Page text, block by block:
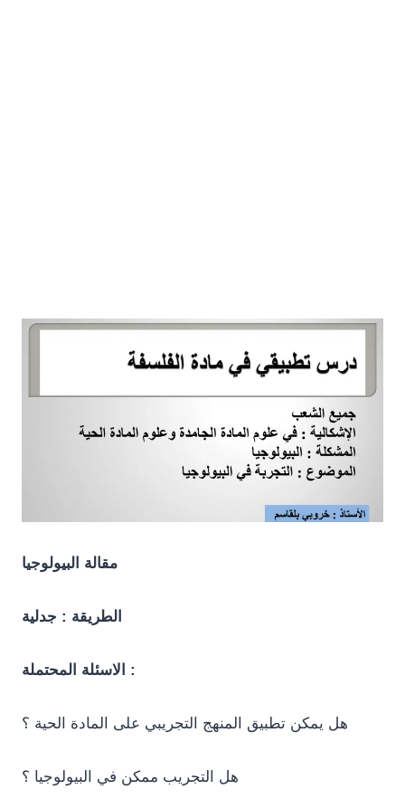
مقالة البيولوجيا
الطريقة : جدلية
الاسئلة المحتملة :
هل يمكن تطبيق المنهج التجريبي على المادة الحية ؟
هل التجريب ممكن في البيولوجيا ؟